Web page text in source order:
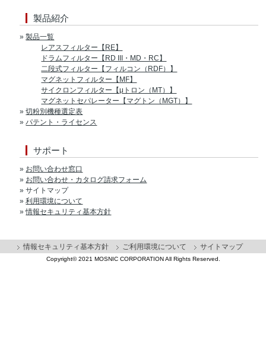
製品紹介
»製品一覧
レアスフィルター【RE】
ドラムフィルター【RD III・MD・RC】
二段式フィルター【フィルコン（RDF）】
マグネットフィルター【MF】
サイクロンフィルター【μトロン（MT）】
マグネットセパレーター【マグトン（MGT）】
»切粉別機種選定表
»パテント・ライセンス
サポート
» お問い合わせ窓口
» お問い合わせ・カタログ請求フォーム
» サイトマップ
»利用環境について
»情報セキュリティ基本方針
情報セキュリティ基本方針 ご利用環境について サイトマップ
Copyright©2021 MOSNIC CORPORATIONAll Rights Reserved.